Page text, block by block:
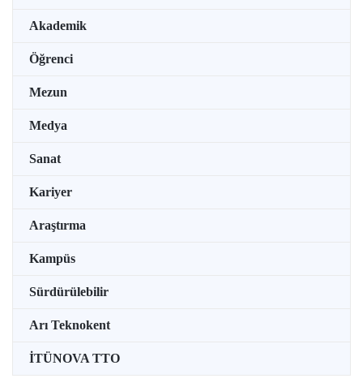
Akademik
Öğrenci
Mezun
Medya
Sanat
Kariyer
Araştırma
Kampüs
Sürdürülebilir
Arı Teknokent
İTÜNOVA TTO